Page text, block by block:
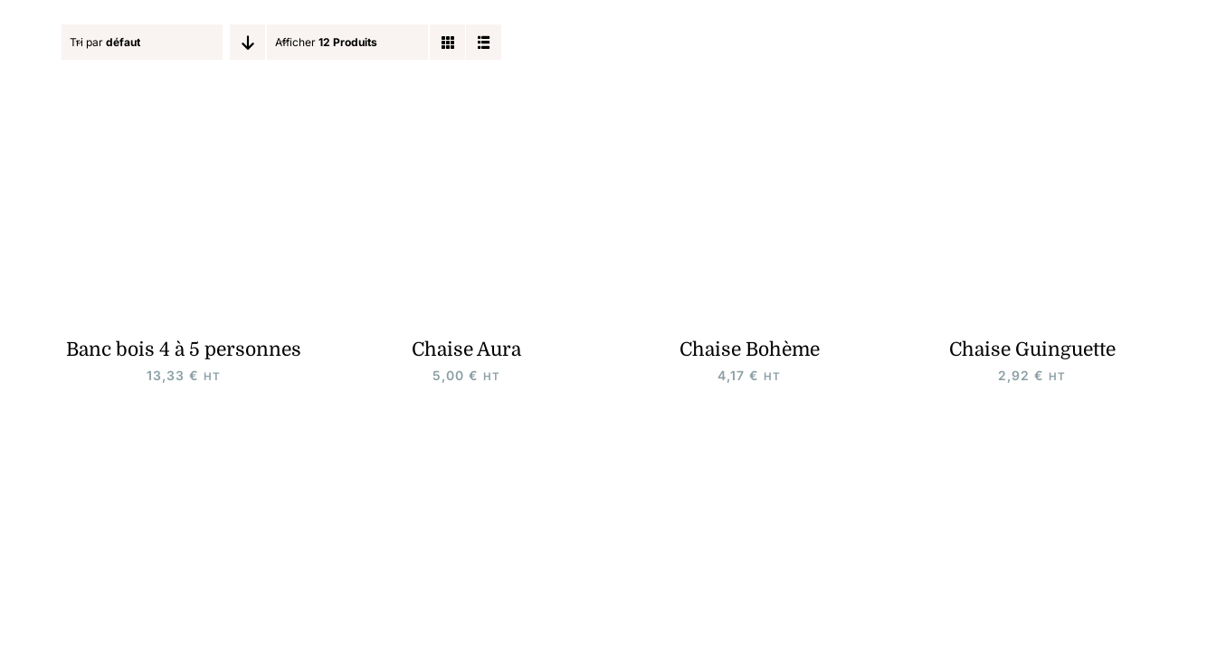
Tri pardéfaut Afficher12 Produits
Banc bois 4 à 5 personnes
13,33€ HT
Chaise Aura
5,00€ HT
Chaise Bohème
4,17€ HT
Chaise Guinguette
2,92€ HT